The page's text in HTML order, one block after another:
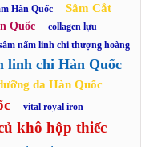
Hàn Quốc Sâm Cắt
Quốc collagen lựu
nấm linh chi thượng hoàng
linh chi Hàn Quốc
da Hàn Quốc
vital royal iron
khô hộp thiếc